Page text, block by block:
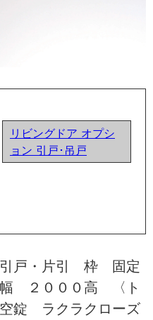
リビングドア オプシ
ョン 引戸･吊戸
戸・片引 枠 固定
２０００高 〈ト
錠 ラクラクローズ